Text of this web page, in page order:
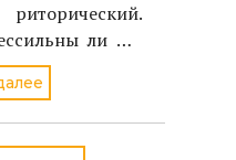
ли мы